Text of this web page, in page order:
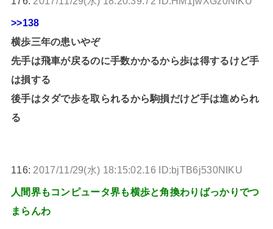
>>138
横歩三年の患いやぞ
先手は飛車が戻るのに手数かかるから歩は得するけど手
は損する
後手はタダで歩を取られるから駒損だけど手は進められ
る
116: 2017/11/29(水) 18:15:02.16 ID:bjTB6j530NIKU
人間界もコンピュータ界も横歩と角換わりばっかりでつ
まらんわ